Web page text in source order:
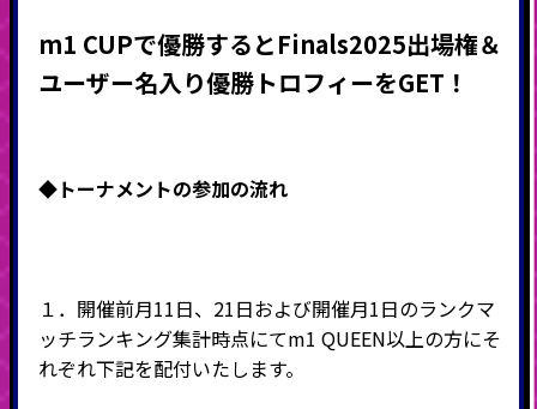
m1 CUPで優勝するとFinals2025出場権＆
ユーザー名入り優勝トロフィーをGET！
◆トーナメントの参加の流れ
１． 開催前月11日、21日および開催月1日のランクマ
ッチランキング集計時点にてm1 QUEEN以上の方にそ
れぞれ下記を配付いたします。